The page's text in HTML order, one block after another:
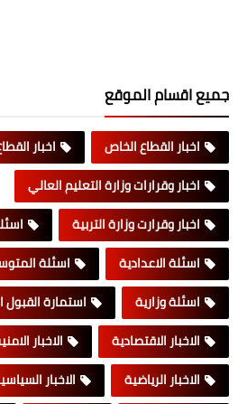
جميع اقسام الموقع
اخبار القطاع الخاص
اخبار
اخبار وقرارات وزارة التعليم العالي
اخبار وقرارت وزارة التربية
اسئلة الاعدادية
اسئلة
اسئلة وزارية
استمارة
الاخبار الاقتصادية
الاخبار
الاخبار الرياضية
الاخبار